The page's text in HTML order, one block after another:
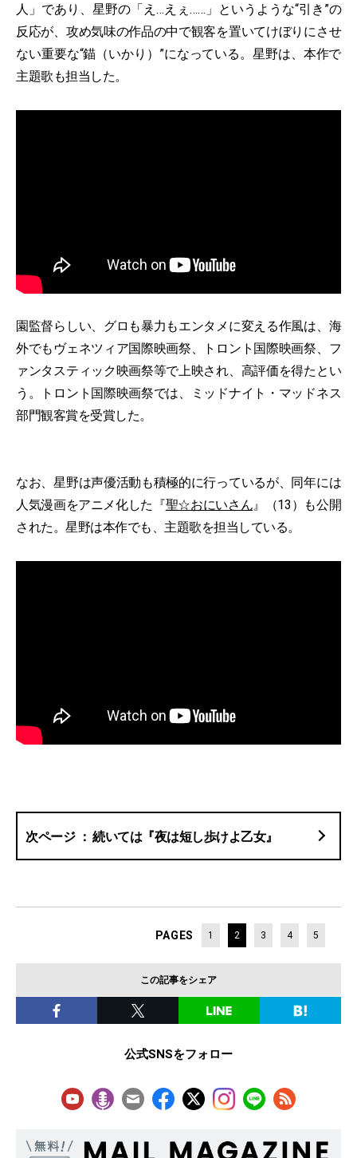
人」であり、星野の「え…えぇ……」というような“引き”の
反応が、攻め気味の作品の中で観客を置いてけぼりにさせ
ない重要な“錨（いかり）”になっている。星野は、本作で
主題歌も担当した。
園監督らしい、グロも暴力もエンタメに変える作風は、海
外でもヴェネツィア国際映画祭、トロント国際映画祭、フ
ァンタスティック映画祭等で上映され、高評価を得たとい
う。トロント国際映画祭では、ミッドナイト・マッドネス
部門観客賞を受賞した。
なお、星野は声優活動も積極的に行っているが、同年には
人気漫画をアニメ化した『聖☆おにいさん』（13）も公開
された。星野は本作でも、主題歌を担当している。
続いては『夜は短し歩けよ乙女』
PAGES 1 2 3 4 5
この記事をシェア
公式SNSをフォロー